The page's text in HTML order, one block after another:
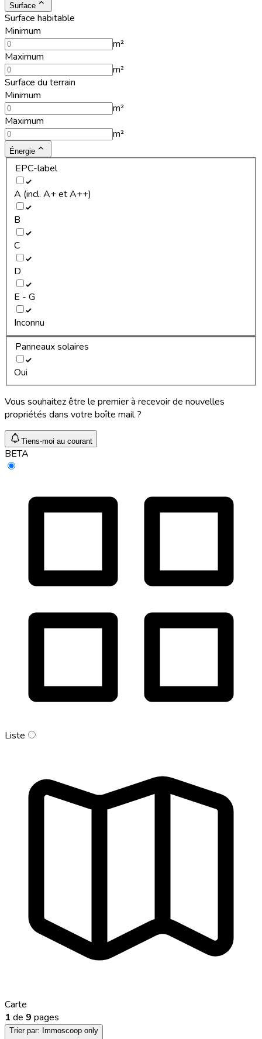
Surface
Surface habitable
Minimum
m²
Maximum
m²
Surface du terrain
Minimum
m²
Maximum
m²
Énergie
EPC-label
A (incl. A+ et A++)
B
C
D
E - G
Inconnu
Panneaux solaires
Oui
Vous souhaitez être le premier à recevoir de nouvelles
propriétés dans votre boîte mail ?
Tiens-moi au courant
BETA
Liste
Carte
1 de 9 pages
Trier par: Immoscoop only